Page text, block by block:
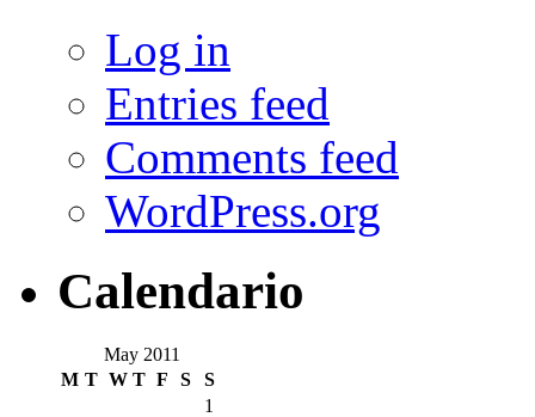
Log in
Entries feed
Comments feed
WordPress.org
Calendario
May 2011
M T W T F S
S
1